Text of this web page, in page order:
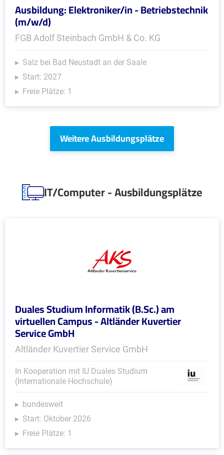
Ausbildung: Elektroniker/in - Betriebstechnik
(m/w/d)
FGB Adolf Steinbach GmbH & Co. KG
Salz bei Bad Neustadt an der Saale
Start: 2027
Freie Plätze: 1
Weitere Ausbildungsplätze
IT/Computer - Ausbildungsplätze
Duales Studium Informatik (B.Sc.) am
virtuellen Campus - Altländer Kuvertier
Service GmbH
Altländer Kuvertier Service GmbH
In Kooperation mit IU Duales Studium
(Internationale Hochschule)
bundesweit
Start: Oktober 2026
Freie Plätze: 1